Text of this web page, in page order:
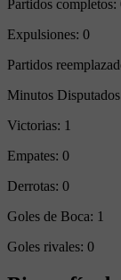
Partidos completos:
Expulsiones: 0
Partidos
Minutos
Victorias: 1
Empates: 0
Derrotas: 0
Goles de Boca: 1
Goles rivales: 0